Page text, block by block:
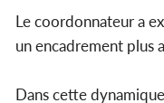
Le coordonnateur a
un encadrement plus
Dans cette